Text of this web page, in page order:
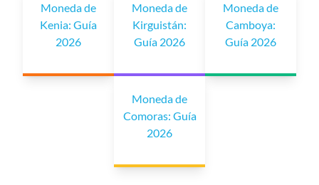
Moneda de
Kenia: Guía
2026
Moneda de
Kirguistán:
Guía 2026
Moneda de
Camboya:
Guía 2026
Moneda de
Comoras: Guía
2026